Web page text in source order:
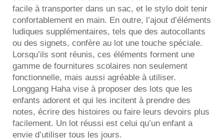
facile à transporter dans un sac, et le stylo doit tenir
confortablement en main. En outre, l’ajout d’éléments
ludiques supplémentaires, tels que des autocollants
ou des signets, confère au lot une touche spéciale.
Lorsqu’ils sont réunis, ces éléments forment une
gamme de fournitures scolaires non seulement
fonctionnelle, mais aussi agréable à utiliser.
Longgang Haha vise à proposer des lots que les
enfants adorent et qui les incitent à prendre des
notes, écrire des histoires ou faire leurs devoirs plus
facilement. Un lot réussi est celui qu’un enfant a
envie d’utiliser tous les jours.